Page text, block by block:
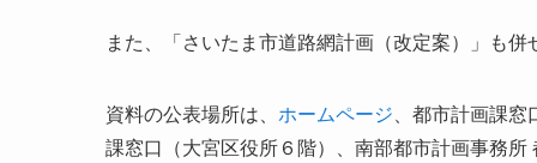
また、「さいたま市道路網計画（改定案）」も併
資料の公表場所は、 ホームページ 、都市計画課
課窓口（大宮区役所６階）、南部都市計画事務